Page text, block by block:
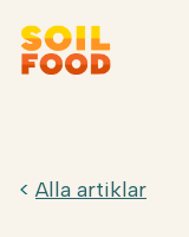
Tjänster för
Alla artiklar